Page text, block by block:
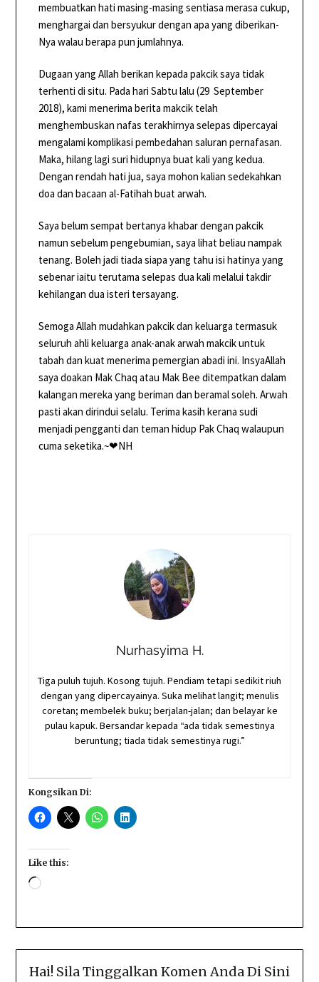
membuatkan hati masing-masing sentiasa merasa cukup,
menghargai dan bersyukur dengan apa yang diberikan-
Nya walau berapa pun jumlahnya.
Dugaan yang Allah berikan kepada pakcik saya tidak
terhenti di situ. Pada hari Sabtu lalu (29 September
2018), kami menerima berita makcik telah
menghembuskan nafas terakhirnya selepas dipercayai
mengalami komplikasi pembedahan saluran pernafasan.
Maka, hilang lagi suri hidupnya buat kali yang kedua.
Dengan rendah hati jua, saya mohon kalian sedekahkan
doa dan bacaan al-Fatihah buat arwah.
Saya belum sempat bertanya khabar dengan pakcik
namun sebelum pengebumian, saya lihat beliau nampak
tenang. Boleh jadi tiada siapa yang tahu isi hatinya yang
sebenar iaitu terutama selepas dua kali melalui takdir
kehilangan dua isteri tersayang.
Semoga Allah mudahkan pakcik dan keluarga termasuk
seluruh ahli keluarga anak-anak arwah makcik untuk
tabah dan kuat menerima pemergian abadi ini. InsyaAllah
saya doakan Mak Chaq atau Mak Bee ditempatkan dalam
kalangan mereka yang beriman dan beramal soleh. Arwah
pasti akan dirindui selalu. Terima kasih kerana sudi
menjadi pengganti dan teman hidup Pak Chaq walaupun
cuma seketika.~❤NH
Nurhasyima H.
Tiga puluh tujuh. Kosong tujuh. Pendiam tetapi sedikit riuh
dengan yang dipercayainya. Suka melihat langit; menulis
coretan; membelek buku; berjalan-jalan; dan belayar ke
pulau kapuk. Bersandar kepada “ada tidak semestinya
beruntung; tiada tidak semestinya rugi.”
Kongsikan Di:
Like this:
Loading…
Hai! Sila Tinggalkan Komen Anda Di Sini